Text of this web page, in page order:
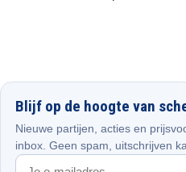
Blijf op de hoogte van
Nieuwe partijen, acties en
inbox. Geen spam, uitschrijven